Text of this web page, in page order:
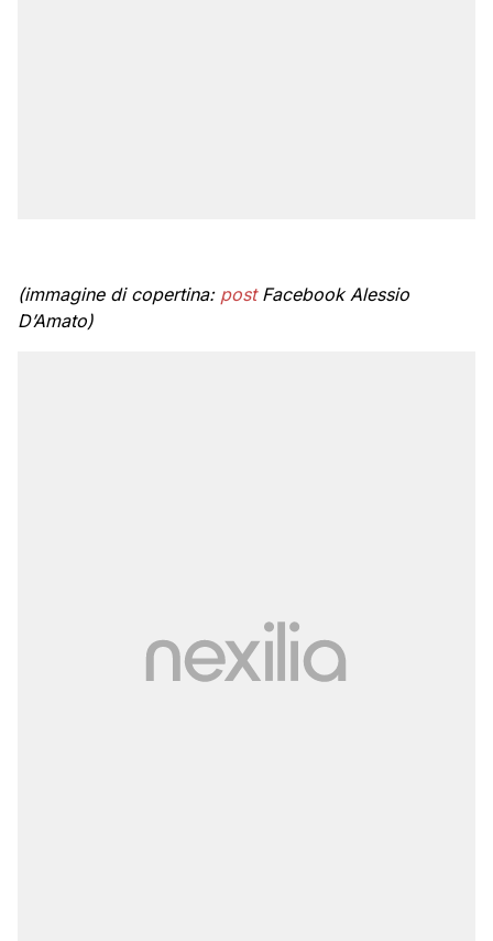
(immagine di copertina: postFacebook Alessio
D’Amato)